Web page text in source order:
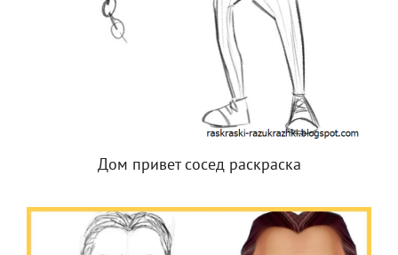
Дом привет сосед раскраска